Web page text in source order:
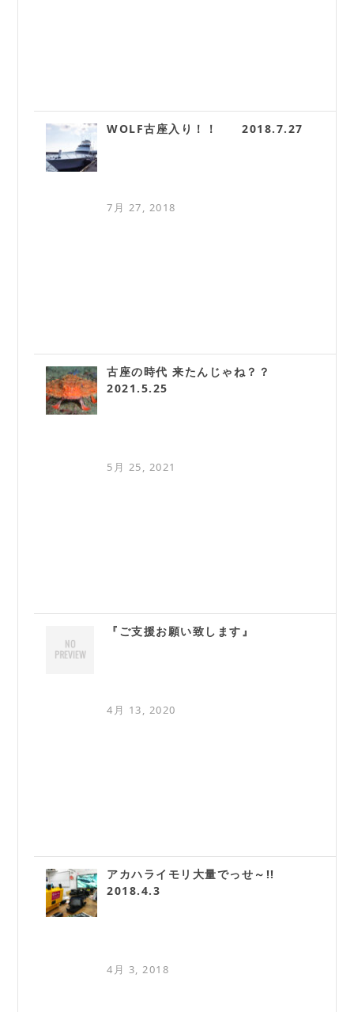
WOLF古座入り！！ 2018.7.27
7月 27, 2018
古座の時代 来たんじゃね？？
2021.5.25
5月 25, 2021
『ご支援お願い致します』
4月 13, 2020
アカハライモリ大量でっせ～!!
2018.4.3
4月 3, 2018